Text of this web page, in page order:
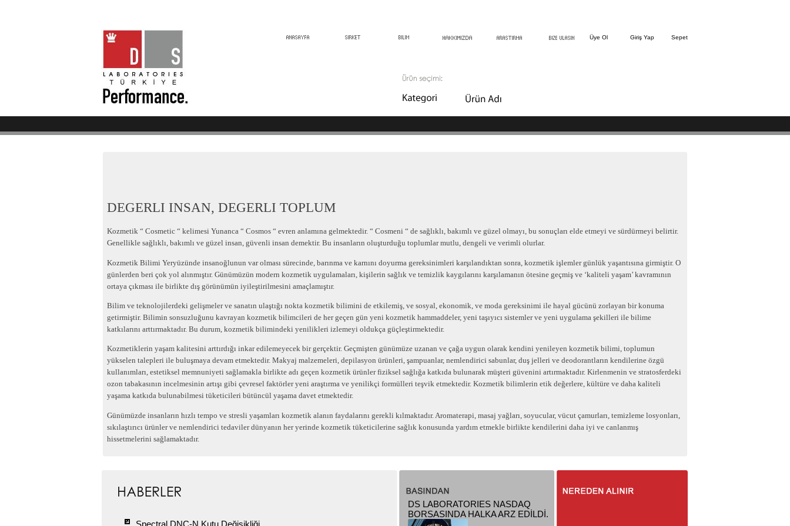
Üye Ol Giriş Yap Sepet
DEGERLI INSAN, DEGERLI TOPLUM
Kozmetik “ Cosmetic “ kelimesi Yunanca “ Cosmos “ evren anlamına gelmektedir. “ Cosmeni “ de sağlıklı, bakımlı ve güzel olmayı, bu sonuçları elde etmeyi ve sürdürmeyi belirtir.
Genellikle sağlıklı, bakımlı ve güzel insan, güvenli insan demektir. Bu insanların oluşturduğu toplumlar mutlu, dengeli ve verimli olurlar.
Kozmetik Bilimi Yeryüzünde insanoğlunun var olması sürecinde, barınma ve karnını doyurma gereksinimleri karşılandıktan sonra, kozmetik işlemler günlük yaşantısına girmiştir. O
günlerden beri çok yol alınmıştır. Günümüzün modern kozmetik uygulamaları, kişilerin sağlık ve temizlik kaygılarını karşılamanın ötesine geçmiş ve ‘kaliteli yaşam’ kavramının
ortaya çıkması ile birlikte dış görünümün iyileştirilmesini amaçlamıştır.
Bilim ve teknolojilerdeki gelişmeler ve sanatın ulaştığı nokta kozmetik bilimini de etkilemiş, ve sosyal, ekonomik, ve moda gereksinimi ile hayal gücünü zorlayan bir konuma
getirmiştir. Bilimin sonsuzluğunu kavrayan kozmetik bilimcileri de her geçen gün yeni kozmetik hammaddeler, yeni taşıyıcı sistemler ve yeni uygulama şekilleri ile bilime
katkılarını arttırmaktadır. Bu durum, kozmetik bilimindeki yenilikleri izlemeyi oldukça güçleştirmektedir.
Kozmetiklerin yaşam kalitesini arttırdığı inkar edilemeyecek bir gerçektir. Geçmişten günümüze uzanan ve çağa uygun olarak kendini yenileyen kozmetik bilimi, toplumun
yükselen talepleri ile buluşmaya devam etmektedir. Makyaj malzemeleri, depilasyon ürünleri, şampuanlar, nemlendirici sabunlar, duş jelleri ve deodorantların kendilerine özgü
kullanımları, estetiksel memnuniyeti sağlamakla birlikte adı geçen kozmetik ürünler fiziksel sağlığa katkıda bulunarak müşteri güvenini artırmaktadır. Kirlenmenin ve stratosferdeki
ozon tabakasının incelmesinin artışı gibi çevresel faktörler yeni araştırma ve yenilikçi formülleri teşvik etmektedir. Kozmetik bilimlerin etik değerlere, kültüre ve daha kaliteli
yaşama katkıda bulunabilmesi tüketicileri bütüncül yaşama davet etmektedir.
Günümüzde insanların hızlı tempo ve stresli yaşamları kozmetik alanın faydalarını gerekli kılmaktadır. Aromaterapi, masaj yağları, soyucular, vücut çamurları, temizleme losyonları,
sıkılaştırıcı ürünler ve nemlendirici tedaviler dünyanın her yerinde kozmetik tüketicilerine sağlık konusunda yardım etmekle birlikte kendilerini daha iyi ve canlanmış
hissetmelerini sağlamaktadır.
DS LABORATORIES NASDAQ
BORSASINDA HALKA ARZ EDİLDİ.
Spectral.DNC-N Kutu Değişikliği